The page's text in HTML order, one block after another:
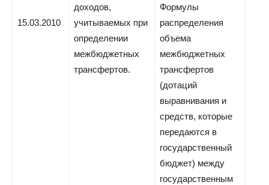
15.03.2010
доходов,
учитываемых при
определении
межбюджетных
трансфертов.
Формулы
распределения
объема
межбюджетных
трансфертов
(дотаций
выравнивания и
средств, которые
передаются в
государственный
бюджет) между
государственным